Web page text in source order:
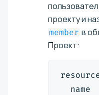
проекту и
member в
Проект:
name